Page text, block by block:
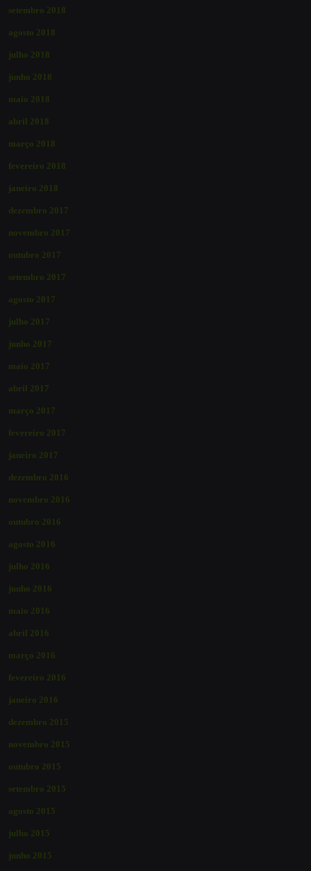
setembro 2018
agosto 2018
julho 2018
junho 2018
maio 2018
abril 2018
março 2018
fevereiro 2018
janeiro 2018
dezembro 2017
novembro 2017
outubro 2017
setembro 2017
agosto 2017
julho 2017
junho 2017
maio 2017
abril 2017
março 2017
fevereiro 2017
janeiro 2017
dezembro 2016
novembro 2016
outubro 2016
agosto 2016
julho 2016
junho 2016
maio 2016
abril 2016
março 2016
fevereiro 2016
janeiro 2016
dezembro 2015
novembro 2015
outubro 2015
setembro 2015
agosto 2015
julho 2015
junho 2015